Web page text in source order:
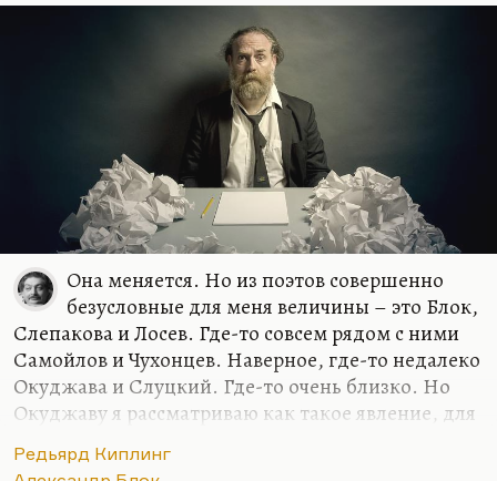
Она меняется. Но из поэтов совершенно
безусловные для меня величины – это Блок,
Слепакова и Лосев. Где-то совсем рядом с ними
Самойлов и Чухонцев. Наверное, где-то недалеко
Окуджава и Слуцкий. Где-то очень близко. Но
Окуджаву я рассматриваю как такое явление, для
конгломерат нерасчленимый. Видите, семерку
Редьярд Киплинг